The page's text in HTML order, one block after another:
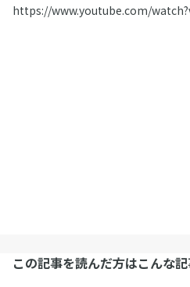
https://www.youtube.com/
この記事を読んだ方はこんな